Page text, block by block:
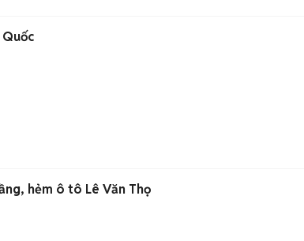
Quốc
hẻm ô tô Lê Văn Thọ